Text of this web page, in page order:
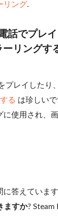
リング.
話でプレ
リングす
プレイしたり、
る は珍しい
に使用され、
に答えています
ますか? Steam